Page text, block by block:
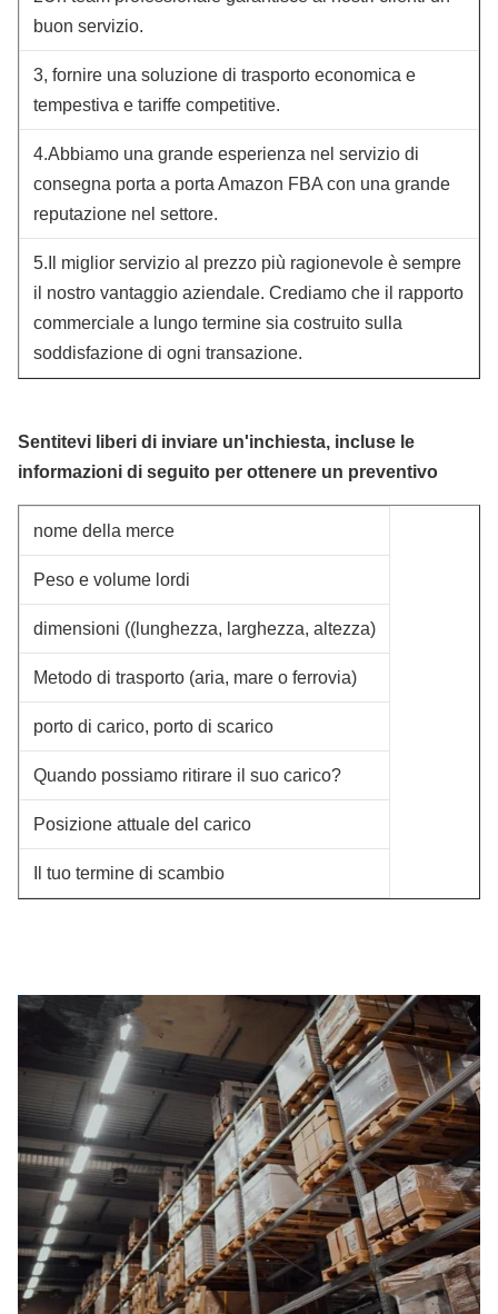
buon servizio.
3, fornire una soluzione di trasporto economica e
tempestiva e tariffe competitive.
4.Abbiamo una grande esperienza nel servizio di
consegna porta a porta Amazon FBA con una grande
reputazione nel settore.
5.Il miglior servizio al prezzo più ragionevole è sempre
il nostro vantaggio aziendale. Crediamo che il rapporto
commerciale a lungo termine sia costruito sulla
soddisfazione di ogni transazione.
Sentitevi liberi di inviare un'inchiesta, incluse le
informazioni di seguito per ottenere un preventivo
nome della merce
Peso e volume lordi
dimensioni ((lunghezza, larghezza, altezza)
Metodo di trasporto (aria, mare o ferrovia)
porto di carico, porto di scarico
Quando possiamo ritirare il suo carico?
Posizione attuale del carico
Il tuo termine di scambio